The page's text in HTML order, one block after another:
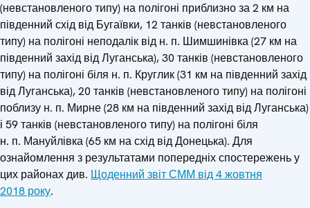
(невстановленого типу) на полігоні приблизно за 2 км на
південний схід від Бугаївки, 12 танків (невстановленого
типу) на полігоні неподалік від н. п. Шимшинівка (27 км на
південний захід від Луганська), 30 танків (невстановленого
типу) на полігоні біля н. п. Круглик (31 км на південний захід
від Луганська), 20 танків (невстановленого типу) на полігоні
поблизу н. п. Мирне (28 км на південний захід від Луганська)
і 59 танків (невстановленого типу) на полігоні біля
н. п. Мануйлівка (65 км на схід від Донецька). Для
ознайомлення з результатами попередніх спостережень у
цих районах див. Щоденний звіт СММ від 4 жовтня
2018 року.